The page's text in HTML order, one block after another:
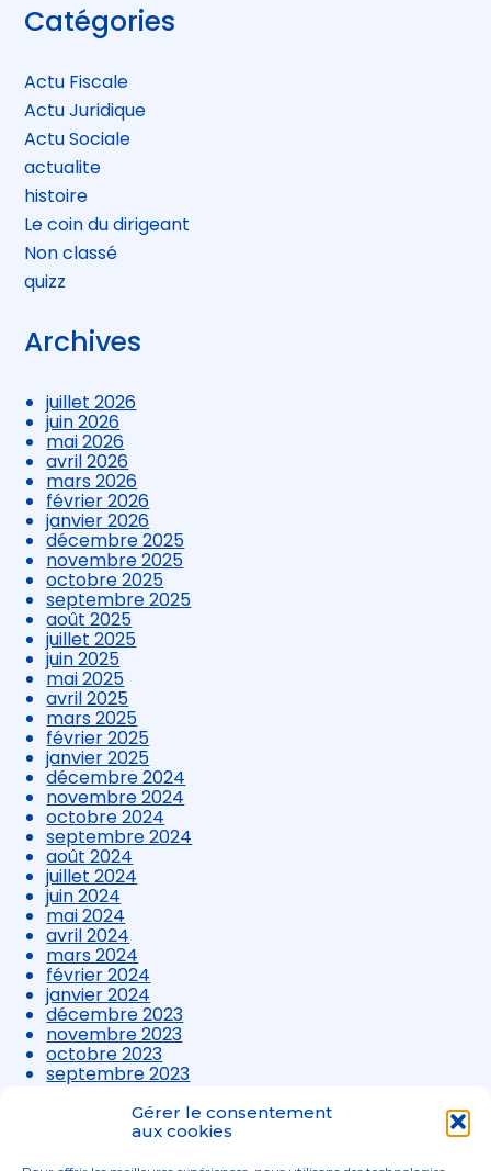
Gérer le consentement
aux cookies
Blog
sidebar
Catégories
Actu Fiscale
Actu Juridique
Actu Sociale
actualite
histoire
Le coin du dirigeant
Non classé
quizz
Archives
juillet 2026
juin 2026
mai 2026
avril 2026
mars 2026
février 2026
janvier 2026
décembre 2025
novembre 2025
octobre 2025
septembre 2025
août 2025
juillet 2025
juin 2025
mai 2025
avril 2025
mars 2025
février 2025
janvier 2025
décembre 2024
novembre 2024
octobre 2024
septembre 2024
août 2024
juillet 2024
juin 2024
mai 2024
avril 2024
mars 2024
février 2024
janvier 2024
décembre 2023
novembre 2023
octobre 2023
septembre 2023
août 2023
juillet 2023